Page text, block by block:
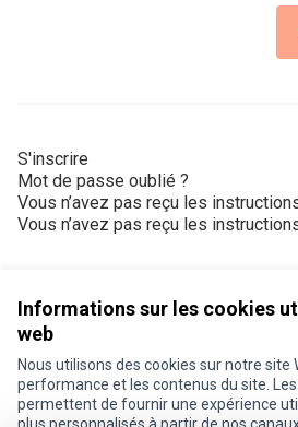
Informations sur les cookies
web
Nous utilisons des cookies sur notre site
performance et les contenus du site.
permettent de fournir une expérience
S'inscrire
Mot de passe oublié ?
Vous n’avez pas reçu les
Vous n’avez pas reçu les
Conditions d'utilisation
Paramètres des cookies
Je participe ! sur X
Je participe ! sur Facebook
Je participe ! sur Instagram